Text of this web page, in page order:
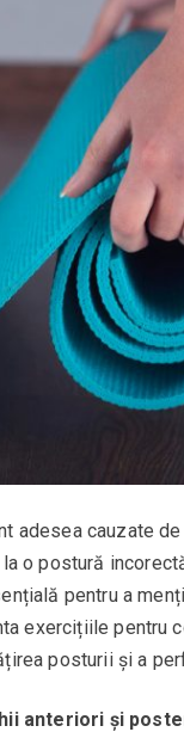
adesea cauzate
o postură
pentru a
exercițiile pentru
posturii și a
anteriori și